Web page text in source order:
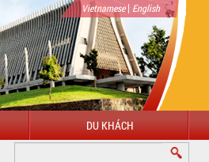
Vietnamese| English
DU KHÁCH